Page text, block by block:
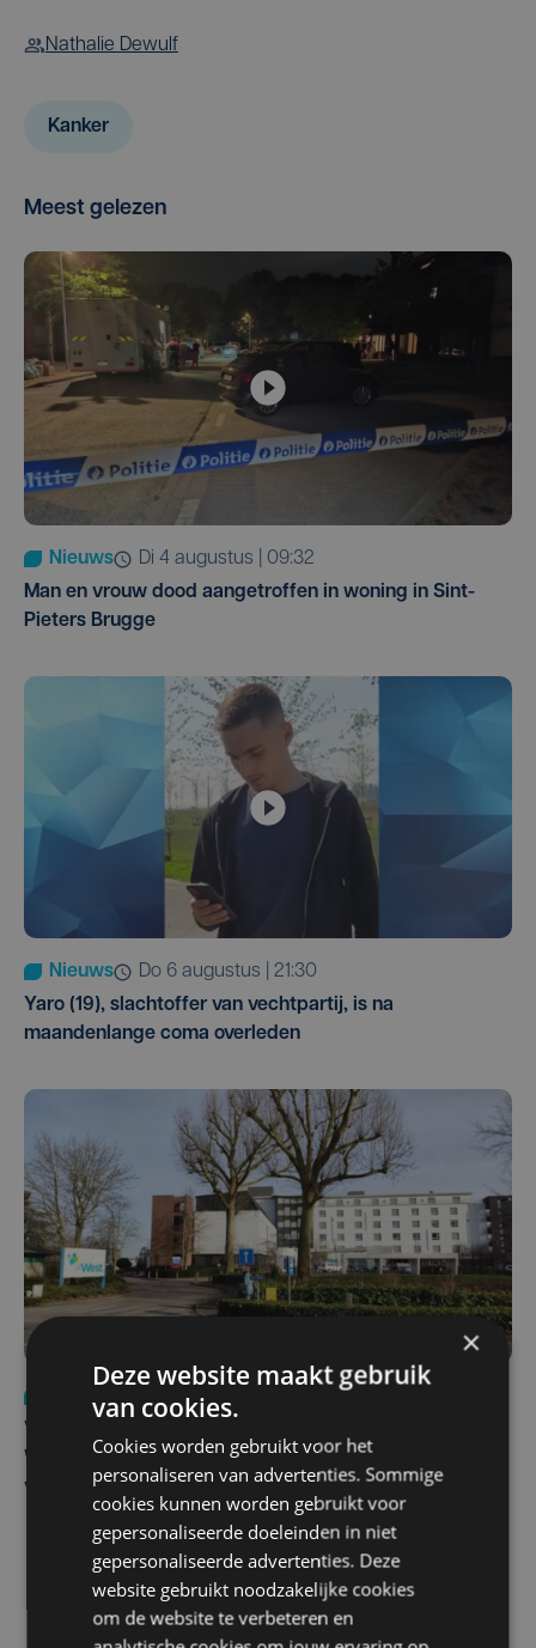
Nathalie Dewulf
Kanker
Meest gelezen
Nieuws
di 4 augustus | 09:32
Man en vrouw dood aangetroffen in woning in Sint-
Pieters Brugge
Nieuws
do 6 augustus | 21:30
Yaro (19), slachtoffer van vechtpartij, is na
maandenlange coma overleden
wo 5 augustus | 11:57
Vier Oostendse gynaecologen versterken dienst in AZ
West, dat ook een nieuwe voltijdse gynaecoloog
verwelkomt
×
Deze website maakt gebruik
van cookies.
Cookies worden gebruikt voor het
personaliseren van advertenties. Sommige
cookies kunnen worden gebruikt voor
gepersonaliseerde doeleinden in niet
gepersonaliseerde advertenties. Deze
website gebruikt noodzakelijke cookies
om de website te verbeteren en